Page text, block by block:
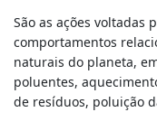
São as ações voltadas
comportamentos
naturais do planeta,
poluentes,
de resíduos, poluição